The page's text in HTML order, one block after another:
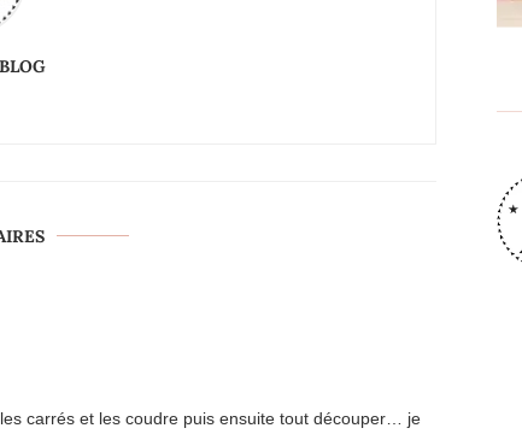
carrés et les coudre puis ensuite tout découper… je